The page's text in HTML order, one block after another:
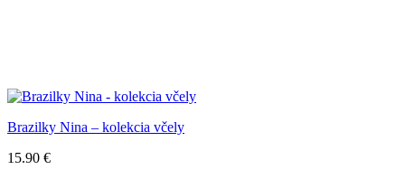
Brazilky Nina – kolekcia včely
15.90 €